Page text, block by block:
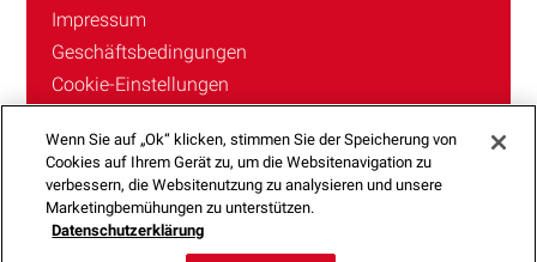
Impressum
Geschäftsbedingungen
Cookie-Einstellungen
Wenn Sie auf „Ok“ klicken, stimmen Sie der Speicherung von
Cookies auf Ihrem Gerät zu, um die Websitenavigation zu
verbessern, die Websitenutzung zu analysieren und unsere
Marketingbemühungen zu unterstützen.
Datenschutzerklärung